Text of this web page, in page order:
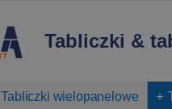
Tabliczki &
Tabliczki wielopanelowe